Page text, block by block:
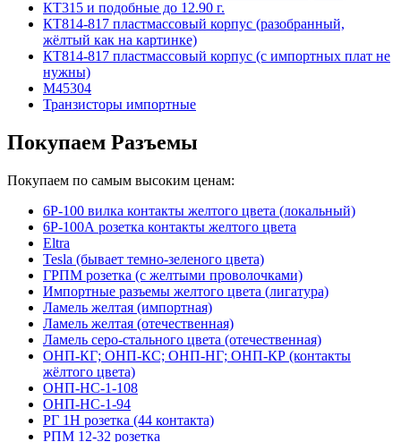
КТ315 и подобные до 12.90 г.
КТ814-817 пластмассовый корпус (разобранный,
жёлтый как на картинке)
КТ814-817 пластмассовый корпус (с импортных плат не
нужны)
М45304
Транзисторы импортные
Покупаем Разъемы
Покупаем по самым высоким ценам:
6Р-100 вилка контакты желтого цвета (локальный)
6Р-100А розетка контакты желтого цвета
Eltra
Tesla (бывает темно-зеленого цвета)
ГРПМ розетка (с желтыми проволочками)
Импортные разъемы желтого цвета (лигатура)
Ламель желтая (импортная)
Ламель желтая (отечественная)
Ламель серо-стального цвета (отечественная)
ОНП-КГ; ОНП-КС; ОНП-НГ; ОНП-КР (контакты
жёлтого цвета)
ОНП-НС-1-108
ОНП-НС-1-94
РГ 1Н розетка (44 контакта)
РПМ 12-32 розетка